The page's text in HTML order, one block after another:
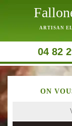
ARTISAN
04 82
ON